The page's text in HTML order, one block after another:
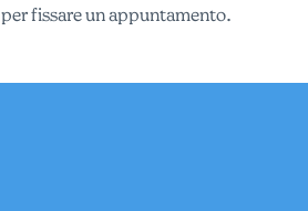
per fissare un appuntamento.